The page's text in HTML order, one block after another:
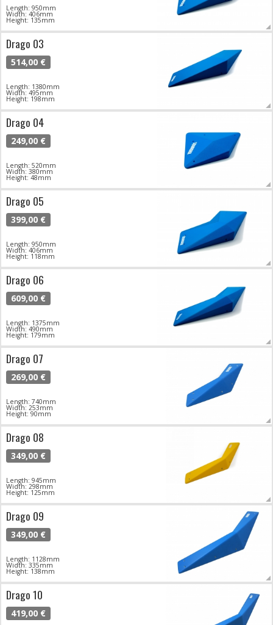
Length: 950mm
Width: 406mm
Height: 135mm
Drago 03
514,00 €
Length: 1380mm
Width: 495mm
Height: 198mm
Drago 04
249,00 €
Length: 520mm
Width: 380mm
Height: 48mm
Drago 05
399,00 €
Length: 950mm
Width: 406mm
Height: 118mm
Drago 06
609,00 €
Length: 1375mm
Width: 490mm
Height: 179mm
Drago 07
269,00 €
Length: 740mm
Width: 253mm
Height: 90mm
Drago 08
349,00 €
Length: 945mm
Width: 298mm
Height: 125mm
Drago 09
349,00 €
Length: 1128mm
Width: 335mm
Height: 138mm
Drago 10
419,00 €